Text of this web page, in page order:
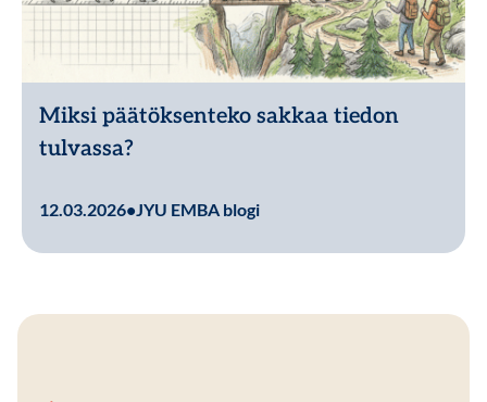
Miksi päätöksenteko sakkaa tiedon
tulvassa?
12.03.2026• JYU EMBA blogi